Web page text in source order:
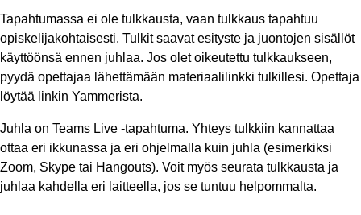
Tapahtumassa ei ole tulkkausta, vaan tulkkaus tapahtuu
opiskelijakohtaisesti. Tulkit saavat esityste ja juontojen sisällöt
käyttöönsä ennen juhlaa. Jos olet oikeutettu tulkkaukseen,
pyydä opettajaa lähettämään materiaalilinkki tulkillesi. Opettaja
löytää linkin Yammerista.
Juhla on Teams Live -tapahtuma. Yhteys tulkkiin kannattaa
ottaa eri ikkunassa ja eri ohjelmalla kuin juhla (esimerkiksi
Zoom, Skype tai Hangouts). Voit myös seurata tulkkausta ja
juhlaa kahdella eri laitteella, jos se tuntuu helpommalta.